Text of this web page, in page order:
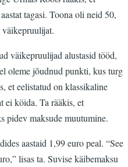
tagasi. Toona oli neid 50,
väikepruulijat.
väikepruulijad alustasid tööd,
oleme jõudnud punkti, kus turg
et eelistatud on klassikaline
ei köida. Ta rääkis, et
pidev maksude muutumine.
aastaid 1,99 euro peal. “See
lisas ta. Suvise käibemaksu